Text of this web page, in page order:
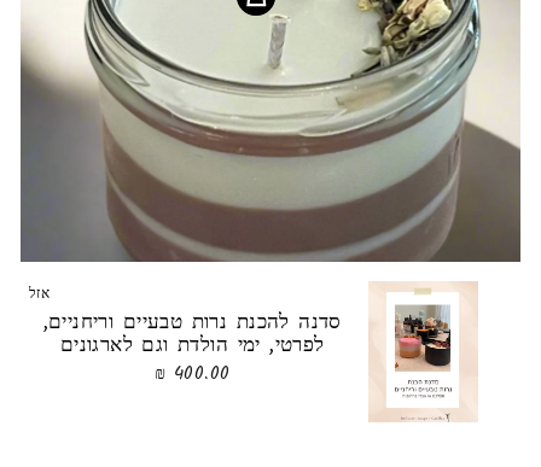
אזל
סדנה להכנת נרות טבעיים וריחניים,
לפרטי, ימי הולדת וגם לארגונים
400.00 ₪